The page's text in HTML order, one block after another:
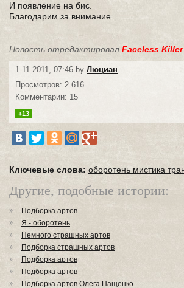
И появление на бис.
Благодарим за внимание.
Новость отредактировал Faceless Killer
1-11-2011, 07:46 by Люциан
Просмотров: 2 616
Комментарии: 15
+13
Ключевые слова: оборотень мистика
Другие, подобные истории:
Подборка артов
Я - оборотень
Немного страшных артов
Подборка страшных артов
Подборка артов
Подборка артов
Подборка артов Олега Пащенко